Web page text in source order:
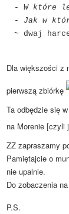
- W które
- Jak w
~ dwaj
Dla większości z
pierwszą zbiórkę
Ta odbędzie się
na Morenie
ZZ zapraszamy
Pamiętajcie o
nie upalnie.
Do zobaczenia
P.S.